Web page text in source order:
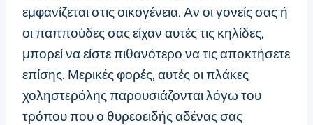
εμφανίζεται στις οικογένεια. Αν οι γονείς σας ή
οι παππούδες σας είχαν αυτές τις κηλίδες,
μπορεί να είστε πιθανότερο να τις αποκτήσετε
επίσης. Μερικές φορές, αυτές οι πλάκες
χοληστερόλης παρουσιάζονται λόγω του
τρόπου που ο θυρεοειδής αδένας σας